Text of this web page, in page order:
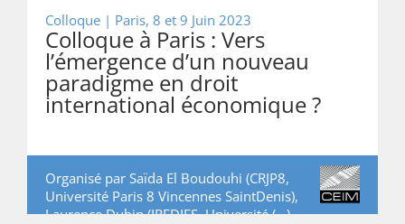
Colloque | Paris, 8 et 9 Juin 2023
Colloque à Paris : Vers
l’émergence d’un nouveau
paradigme en droit
international économique ?
Organisé par Saïda El Boudouhi (CRJP8,
Université Paris 8 Vincennes SaintDenis),
Laurence Dubin (IREDIES, Université (…)